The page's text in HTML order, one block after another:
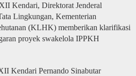
Kendari, Direktorat Jenderal
Lingkungan, Kementerian
(KLHK) memberikan klarifikasi
proyek swakelola IPPKH
Kendari Pernando Sinabutar